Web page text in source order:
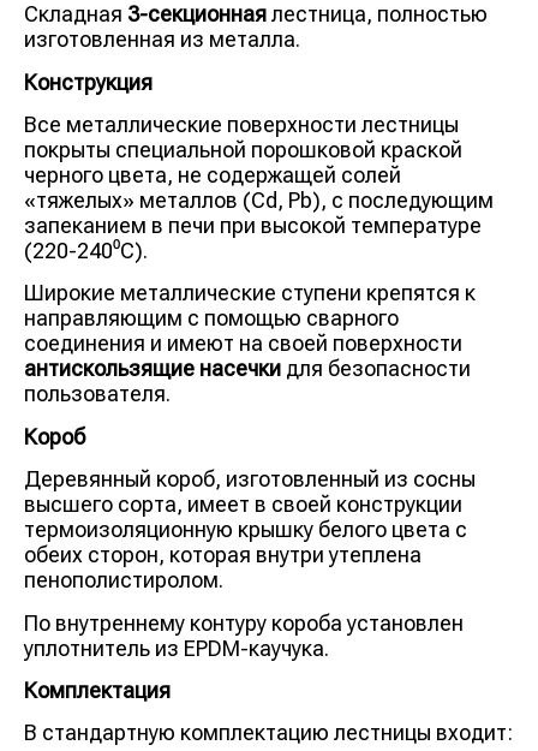
Складная 3-секционнаялестница, полностью
изготовленная из металла.
Конструкция
Все металлические поверхности лестницы
покрыты специальной порошковой краской
черного цвета, не содержащей солей
«тяжелых» металлов (Cd, Pb), с последующим
запеканием в печи при высокой температуре
(220-240⁰С).
Широкие металлические ступени крепятся к
направляющим с помощью сварного
соединения и имеют на своей поверхности
антискользящие насечки для безопасности
пользователя.
Короб
Деревянный короб, изготовленный из сосны
высшего сорта, имеет в своей конструкции
термоизоляционную крышку белого цвета с
обеих сторон, которая внутри утеплена
пенополистиролом.
По внутреннему контуру короба установлен
уплотнитель из EPDM-каучука.
Комплектация
В стандартную комплектацию лестницы входит: